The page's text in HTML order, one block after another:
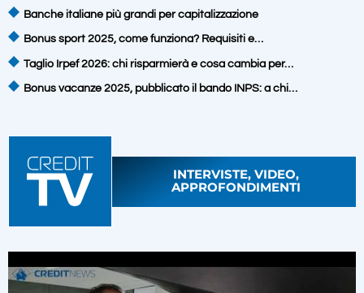
Banche italiane più grandi per capitalizzazione
Bonus sport 2025, come funziona? Requisiti e…
Taglio Irpef 2026: chi risparmierà e cosa cambia per…
Bonus vacanze 2025, pubblicato il bando INPS: a chi…
INTERVISTE, VIDEO,
APPROFONDIMENTI